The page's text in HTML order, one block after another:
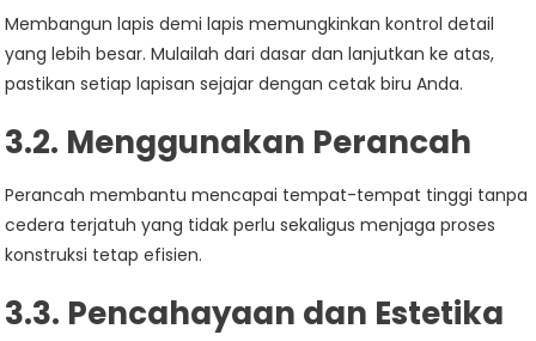
Membangun lapis demi lapis memungkinkan kontrol detail
yang lebih besar. Mulailah dari dasar dan lanjutkan ke atas,
pastikan setiap lapisan sejajar dengan cetak biru Anda.
3.2. Menggunakan Perancah
Perancah membantu mencapai tempat-tempat tinggi tanpa
cedera terjatuh yang tidak perlu sekaligus menjaga proses
konstruksi tetap efisien.
3.3. Pencahayaan dan Estetika